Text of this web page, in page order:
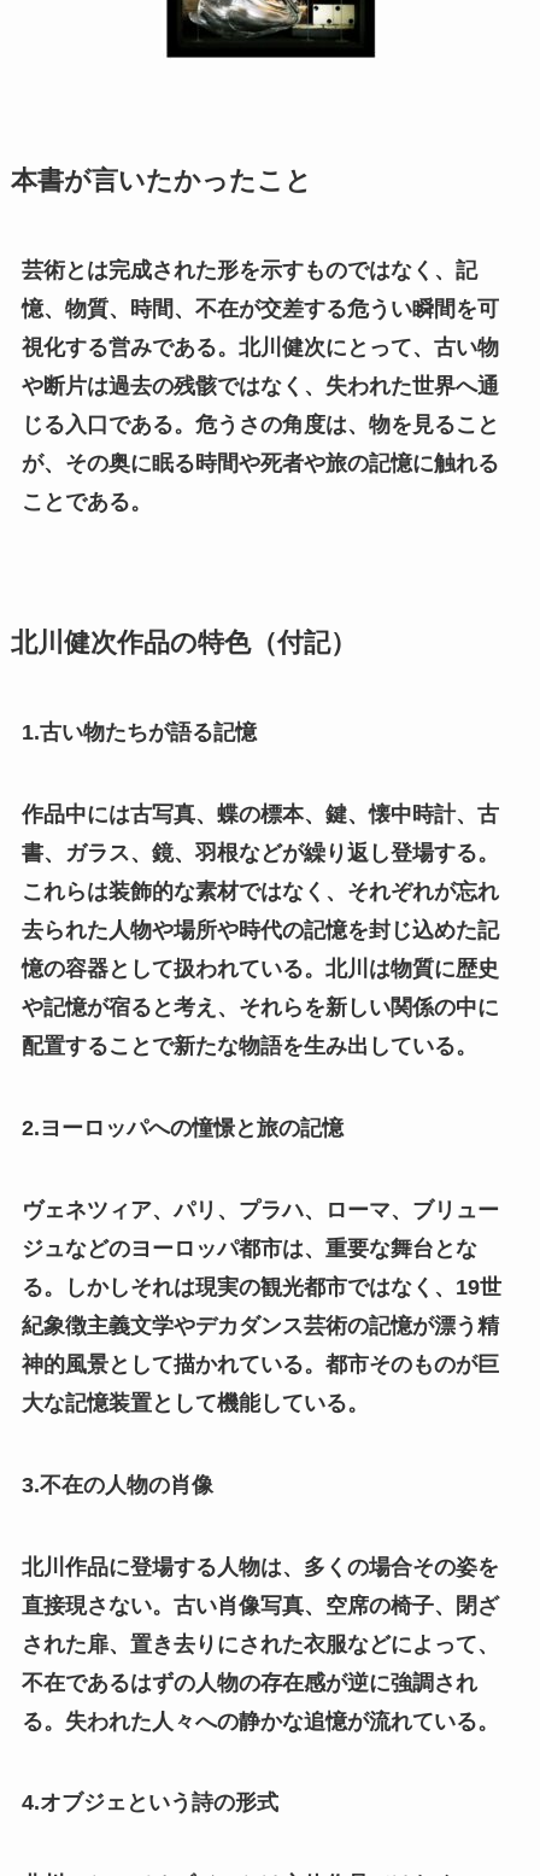
本書が言いたかったこと
芸術とは完成された形を示すものではなく、記
憶、物質、時間、不在が交差する危うい瞬間を可
視化する営みである。北川健次にとって、古い物
や断片は過去の残骸ではなく、失われた世界へ通
じる入口である。危うさの角度は、物を見ること
が、その奥に眠る時間や死者や旅の記憶に触れる
ことである。
北川健次作品の特色（付記）
1.古い物たちが語る記憶
作品中には古写真、蝶の標本、鍵、懐中時計、古
書、ガラス、鏡、羽根などが繰り返し登場する。
これらは装飾的な素材ではなく、それぞれが忘れ
去られた人物や場所や時代の記憶を封じ込めた記
憶の容器として扱われている。北川は物質に歴史
や記憶が宿ると考え、それらを新しい関係の中に
配置することで新たな物語を生み出している。
2.ヨーロッパへの憧憬と旅の記憶
ヴェネツィア、パリ、プラハ、ローマ、ブリュー
ジュなどのヨーロッパ都市は、重要な舞台とな
る。しかしそれは現実の観光都市ではなく、19世
紀象徴主義文学やデカダンス芸術の記憶が漂う精
神的風景として描かれている。都市そのものが巨
大な記憶装置として機能している。
3.不在の人物の肖像
北川作品に登場する人物は、多くの場合その姿を
直接現さない。古い肖像写真、空席の椅子、閉ざ
された扉、置き去りにされた衣服などによって、
不在であるはずの人物の存在感が逆に強調され
る。失われた人々への静かな追憶が流れている。
4.オブジェという詩の形式